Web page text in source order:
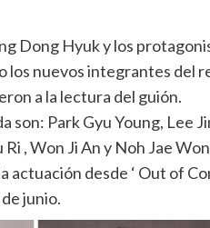
Dong Hyuk y los
los nuevos integrantes del
a la lectura del guión.
Park Gyu Young, Lee
, Won Ji An y Noh Jae
desde ‘ Out of
junio.